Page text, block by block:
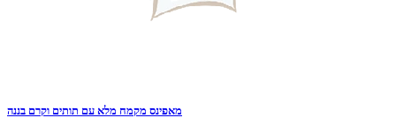
מאפינס מקמח מלא עם תותים וקרם בננה